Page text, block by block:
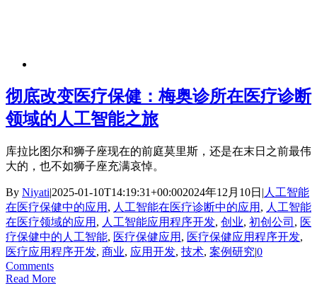
彻底改变医疗保健：梅奥诊所在医疗诊断
领域的人工智能之旅
库拉比图尔和狮子座现在的前庭莫里斯，还是在末日之前最伟
大的，也不如狮子座充满哀悼。
By Niyati|2025-01-10T14:19:31+00:002024年12月10日 | 人工智能
在医疗保健中的应用 , 人工智能在医疗诊断中的应用 , 人工智能
在医疗领域的应用 , 人工智能应用程序开发, 创业, 初创公司 , 医
疗保健中的人工智能, 医疗保健应用 , 医疗保健应用程序开发,
医疗应用程序开发, 商业, 应用开发, 技术, 案例研究|0
Comments
Read More